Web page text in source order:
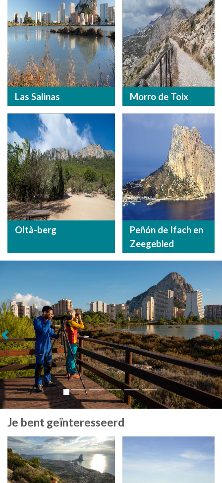
Las Salinas Morro de Toix
Oltà-berg
Peñón de Ifach en
Zeegebied
Volgende
Je bent geïnteresseerd